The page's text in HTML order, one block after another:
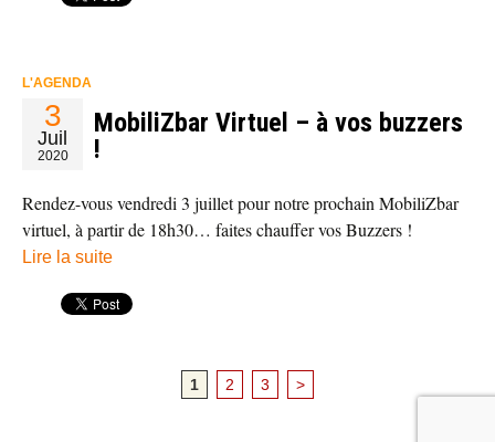
L'AGENDA
3
Juil
2020
MobiliZbar Virtuel – à vos buzzers
!
Rendez-vous vendredi 3 juillet pour notre prochain MobiliZbar
virtuel, à partir de 18h30… faites chauffer vos Buzzers !
Lire la suite
1 2 3 >